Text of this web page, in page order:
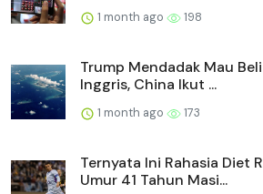
1 month ago 198
Trump Mendadak Mau
Inggris, China Ikut ...
1 month ago 173
Ternyata Ini Rahasia Diet
Umur 41 Tahun Masi...